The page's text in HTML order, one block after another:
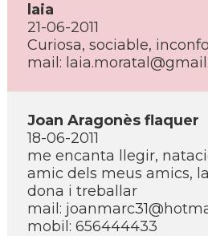
laia
21-06-2011
Curiosa, sociable,
mail:
Joan Aragonès flaquer
18-06-2011
me encanta llegir,
amic dels meus amics,
dona i treballar
mail:
mobil: 656444433